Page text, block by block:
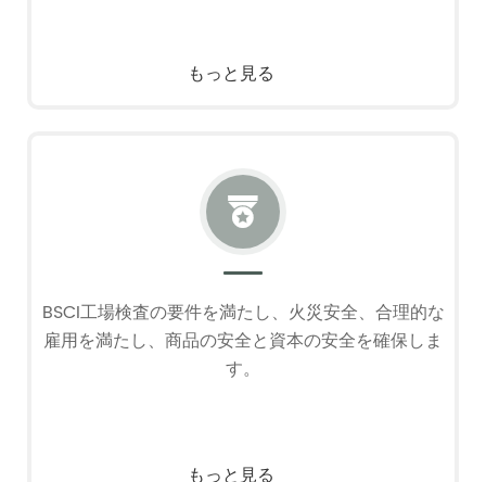
もっと見る

BSCI工場検査の要件を満たし、火災安全、合理的な
雇用を満たし、商品の安全と資本の安全を確保しま
す。
もっと見る